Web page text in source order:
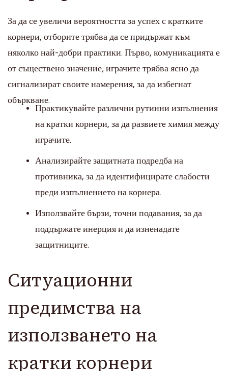
За да се увеличи вероятността за успех с кратките
корнери, отборите трябва да се придържат към
няколко най-добри практики. Първо, комуникацията е
от съществено значение; играчите трябва ясно да
сигнализират своите намерения, за да избегнат
объркване.
Практикувайте различни рутинни изпълнения
на кратки корнери, за да развиете химия между
играчите.
Анализирайте защитната подредба на
противника, за да идентифицирате слабости
преди изпълнението на корнера.
Използвайте бързи, точни подавания, за да
поддържате инерция и да изненадате
защитниците.
Ситуационни
предимства на
използването на
кратки корнери